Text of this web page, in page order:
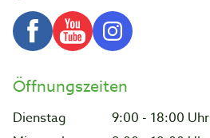
Öffnungszeiten
Dienstag
9:00 - 18:00 Uhr